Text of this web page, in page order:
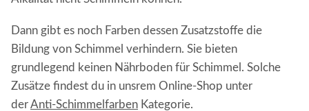
Dann gibt es noch Farben dessen Zusatzstoffe die
Bildung von Schimmel verhindern. Sie bieten
grundlegend keinen Nährboden für Schimmel. Solche
Zusätze findest du in unsrem Online-Shop unter
derAnti-Schimmelfarben Kategorie.